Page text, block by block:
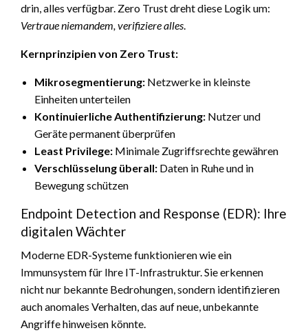
drin, alles verfügbar. Zero Trust dreht diese Logik um:
Vertraue niemandem, verifiziere alles
Kernprinzipien von Zero Trust:
Mikrosegmentierung: Netzwerke in kleinste
Einheiten unterteilen
Kontinuierliche Authentifizierung: Nutzer und
Geräte permanent überprüfen
Least Privilege: Minimale Zugriffsrechte gewähren
Verschlüsselung überall: Daten in Ruhe und in
Bewegung schützen
Endpoint Detection and Response (EDR): Ihre
digitalen Wächter
Moderne EDR-Systeme funktionieren wie ein
Immunsystem für Ihre IT-Infrastruktur. Sie erkennen
nicht nur bekannte Bedrohungen, sondern identifizieren
auch anomales Verhalten, das auf neue, unbekannte
Angriffe hinweisen könnte.